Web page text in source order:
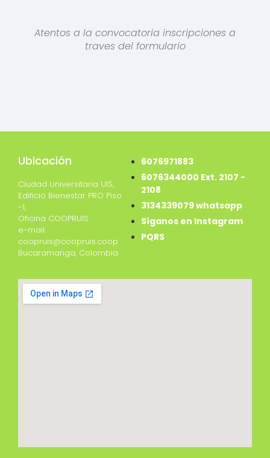
Atentos a la convocatoria inscripciones a
traves del formulario
Ubicación
Ciudad Universitaria UIS,
Edificio Bienestar PRO Piso
-1,
Oficina COOPRUIS
e-mail:
coopruis@coopruis.coop
Bucaramanga, Colombia
6076971883
6076344000 Ext. 2107 -
2108
3134339079 whatsapp
Síganos en Instagram
PQRS